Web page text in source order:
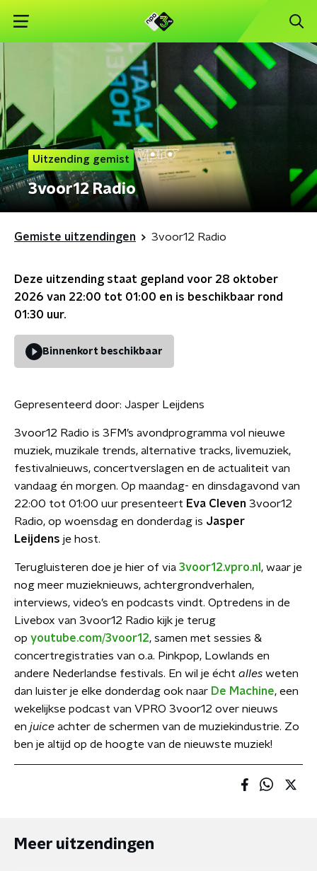
Uitzending gemist
3voor12 Radio
Gemiste uitzendingen 3voor12 Radio
Deze uitzending staat gepland voor 28 oktober
2026 van 22:00 tot 01:00 en is beschikbaar rond
01:30 uur.
Binnenkort beschikbaar
Gepresenteerd door: Jasper Leijdens
3voor12 Radio is 3FM’s avondprogramma vol nieuwe
muziek, muzikale trends, alternative tracks, livemuziek,
festivalnieuws, concertverslagen en de actualiteit van
vandaag én morgen. Op maandag- en dinsdagavond van
22:00 tot 01:00 uur presenteert Eva Cleven 3voor12
Radio, op woensdag en donderdag is Jasper
Leijdens je host.
Terugluisteren doe je hier of via 3voor12.vpro.nl , waar je
nog meer muzieknieuws, achtergrondverhalen,
interviews, video’s en podcasts vindt. Optredens in de
Livebox van 3voor12 Radio kijk je terug
op youtube.com/3voor12, samen met sessies &
concertregistraties van o.a. Pinkpop, Lowlands en
andere Nederlandse festivals. En wil je écht alles weten
dan luister je elke donderdag ook naar De Machine, een
wekelijkse podcast van VPRO 3voor12 over nieuws
en juice achter de schermen van de muziekindustrie. Zo
ben je altijd op de hoogte van de nieuwste muziek!
Meer uitzendingen